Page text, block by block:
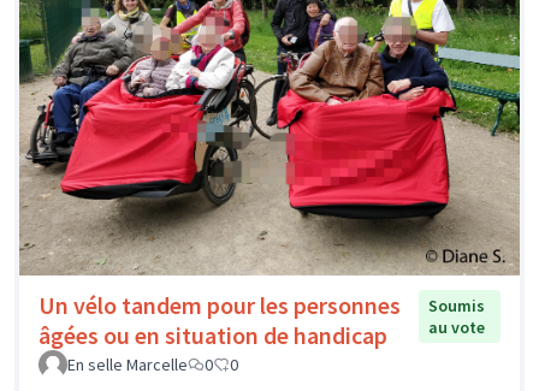
Un vélo tandem pour les personnes
âgées ou en situation de handicap
Soumis
au vote
En selle Marcelle
0 0